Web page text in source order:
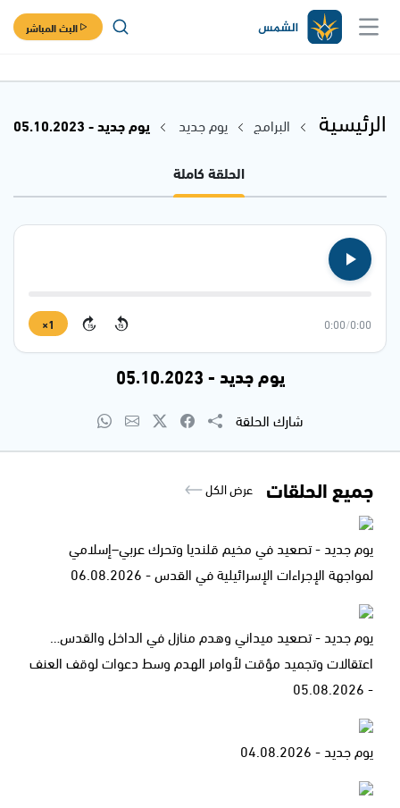
البث المباشر
الرئيسية البرامج يوم جديد
يوم جديد - 05.10.2023
الحلقة كاملة
0:00
/
0:00
15
15
1×
يوم جديد - 05.10.2023
شارك الحلقة
جميع الحلقات عرض الكل
يوم جديد - تصعيد في مخيم قلنديا وتحرك عربي–إسلامي
لمواجهة الإجراءات الإسرائيلية في القدس - 06.08.2026
يوم جديد - تصعيد ميداني وهدم منازل في الداخل والقدس…
اعتقالات وتجميد مؤقت لأوامر الهدم وسط دعوات لوقف العنف
- 05.08.2026
يوم جديد - 04.08.2026